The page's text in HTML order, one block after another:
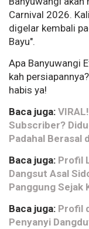
Carnival 2026.
digelar kembali
Bayu".
Apa Banyuwangi
kah
habis ya!
Baca juga:
Subscriber?
Padahal Berasal
Baca juga: Profil
Dangsut Asal
Panggung Sejak
Baca juga: Profil
Penyanyi